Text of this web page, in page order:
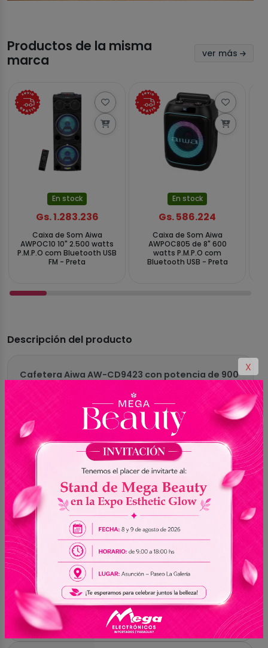
Productos de la misma
marca
ver más
En stock
Gs. 1.283.236
Caixa de Som Aiwa
AWPOC10 10" 2.500 watts
P.M.P.O com Bluetooth USB
FM - Preta
En stock
Gs. 586.224
Caixa de Som Aiwa
AWPOC805 de 8" 600
watts P.M.P.O com
Bluetooth USB - Preta
Descripción del producto
Cafetera Aiwa AW-CD9423 con potencia de 900
antigoteo, filtro permanente removible para
facilitar la limpieza, indicador de nivel de agua y
base calefactora para mantener el café
caliente. Permite programar la preparación con
anticipación y tiene protección contra
ebullición. La función Aroma permite elegir la
intensidad del café. Botones:
Encendido/Apagado, Aroma y Programa.
Voltaje: 220–240V ~ 50/60 Hz. Pantalla LCD con
visualización de horas y minutos.
Especificaciones
MARCA Aiwa
MODELO AW-CD9423
X